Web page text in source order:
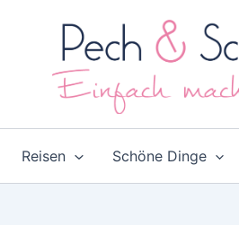
Reisen Schöne Dinge